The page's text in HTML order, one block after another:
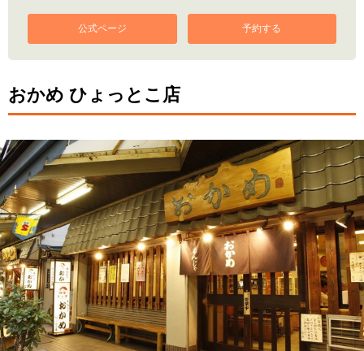
公式ページ 予約する
おかめ ひょっとこ店